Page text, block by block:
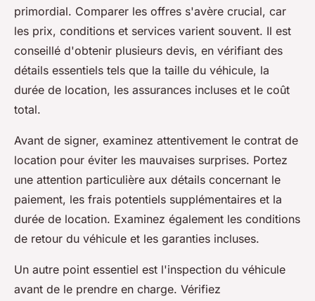
primordial. Comparer les offres s'avère crucial, car
les prix, conditions et services varient souvent. Il est
conseillé d'obtenir plusieurs devis, en vérifiant des
détails essentiels tels que la taille du véhicule, la
durée de location, les assurances incluses et le coût
total.
Avant de signer, examinez attentivement le contrat de
location pour éviter les mauvaises surprises. Portez
une attention particulière aux détails concernant le
paiement, les frais potentiels supplémentaires et la
durée de location. Examinez également les conditions
de retour du véhicule et les garanties incluses.
Un autre point essentiel est l'inspection du véhicule
avant de le prendre en charge. Vérifiez